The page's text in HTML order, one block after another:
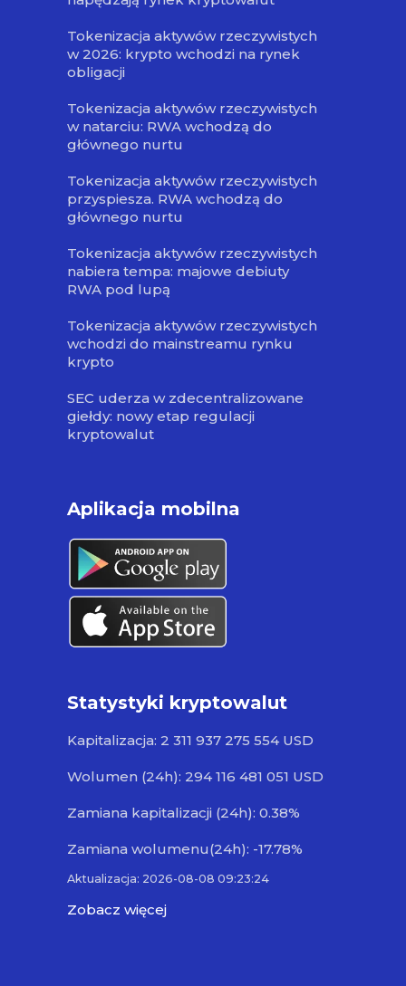
Tokenizacja aktywów rzeczywistych
w 2026: krypto wchodzi na rynek
obligacji
Tokenizacja aktywów rzeczywistych
w natarciu: RWA wchodzą do
głównego nurtu
Tokenizacja aktywów rzeczywistych
przyspiesza. RWA wchodzą do
głównego nurtu
Tokenizacja aktywów rzeczywistych
nabiera tempa: majowe debiuty
RWA pod lupą
Tokenizacja aktywów rzeczywistych
wchodzi do mainstreamu rynku
krypto
SEC uderza w zdecentralizowane
giełdy: nowy etap regulacji
kryptowalut
Aplikacja mobilna
Statystyki kryptowalut
Kapitalizacja: 2 311 937 275 554 USD
Wolumen (24h): 294 116 481 051 USD
Zamiana kapitalizacji (24h): 0.38%
Zamiana wolumenu(24h): -17.78%
Aktualizacja: 2026-08-08 09:23:24
Zobacz więcej